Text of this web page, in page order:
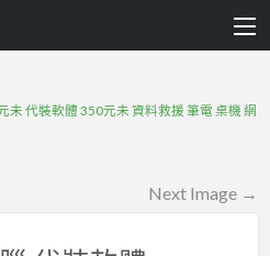
未 代裝軟體 350元未 資料救援 筆電 桌機 網
Next Image →